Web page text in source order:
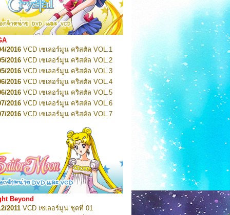
Pretty Guardian Sailor Moon Eternal
1
Pretty Guardian Sailor Moon Eternal
2
Pretty Guardian Sailor Moon Eternal
3
Pretty Guardian Sailor Moon Eternal
4
Pretty Guardian Sailor Moon Eternal
5
Pretty Guardian Sailor Moon Eternal
6
Pretty Guardian Sailor Moon Eternal
7
Pretty Guardian Sailor Moon Eternal
Pretty Guardian Sailor Moon Eternal
Pretty Guardian Sailor Moon Eternal
10
2026Code Name: Sailor V 1
2026Code Name: Sailor V 2
2016 VCD เซเลอร์มูน คริสตัล VOL.1
2016 VCD เซเลอร์มูน คริสตัล VOL.2
2016 VCD เซเลอร์มูน คริสตัล VOL.3
2016 VCD เซเลอร์มูน คริสตัล VOL.4
2016 VCD เซเลอร์มูน คริสตัล VOL.5
2016 VCD เซเลอร์มูน คริสตัล VOL.6
2016 VCD เซเลอร์มูน คริสตัล VOL.7
VCD เซเลอร์มูน คริสตัล VOL.9
VCD เซเลอร์มูน คริสตัล VOL.10
2016
VCD เซเลอร์มูน คริสตัล VOL.11
2016VCD เซเลอร์มูน คริสตัล VOL.12
2016VCD เซเลอร์มูน คริสตัล VOL.13
2016 DVD เซเลอร์มูน คริสตัล VOL.1
2016DVD เซเลอร์มูน คริสตัล VOL.2
2016 DVD เซเลอร์มูน คริสตัล VOL.3
Beyond
2011 VCD เซเลอร์มูน ชุดที่ 01